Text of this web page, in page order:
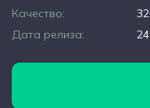
Качество:
Дата релиза: